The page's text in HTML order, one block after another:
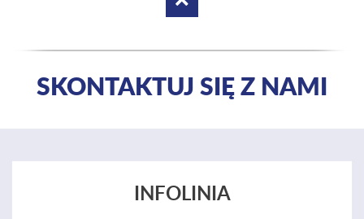
SKONTAKTUJ SIĘ Z NAMI
INFOLINIA